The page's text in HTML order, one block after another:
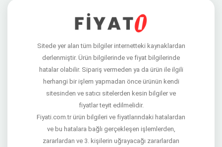
Sitede yer alan tüm bilgiler internetteki kaynaklardan
derlenmiştir. Ürün bilgilerinde ve fiyat bilgilerinde
hatalar olabilir. Sipariş vermeden ya da ürün ile ilgili
herhangi bir işlem yapmadan önce ürünün kendi
sitesinden ve satıcı sitelerden kesin bilgiler ve
fiyatlar teyit edilmelidir.
Fiyati.com.tr ürün bilgileri ve fiyatlarındaki hatalardan
ve bu hatalara bağlı gerçekleşen işlemlerden,
zararlardan ve 3. kişilerin uğrayacağı zararlardan